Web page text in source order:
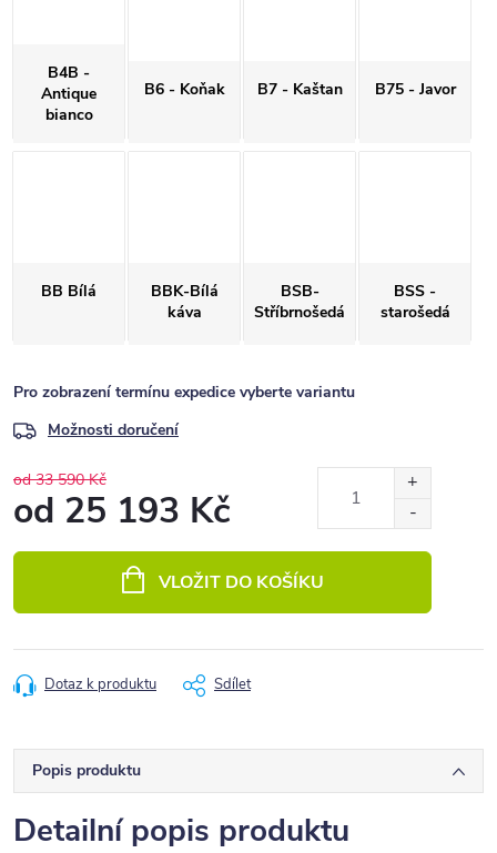
B4B -
Antique
bianco
B6 - Koňak B7 - Kaštan B75 - Javor
BB Bílá
BBK-Bílá
káva
BSB-
Stříbrnošedá
BSS -
starošedá
Pro zobrazení termínu expedice vyberte variantu
Možnosti doručení
od 33 590 Kč
od 25 193 Kč
VLOŽIT DO KOŠÍKU
Dotaz k produktu Sdílet
Popis produktu
Detailní popis produktu